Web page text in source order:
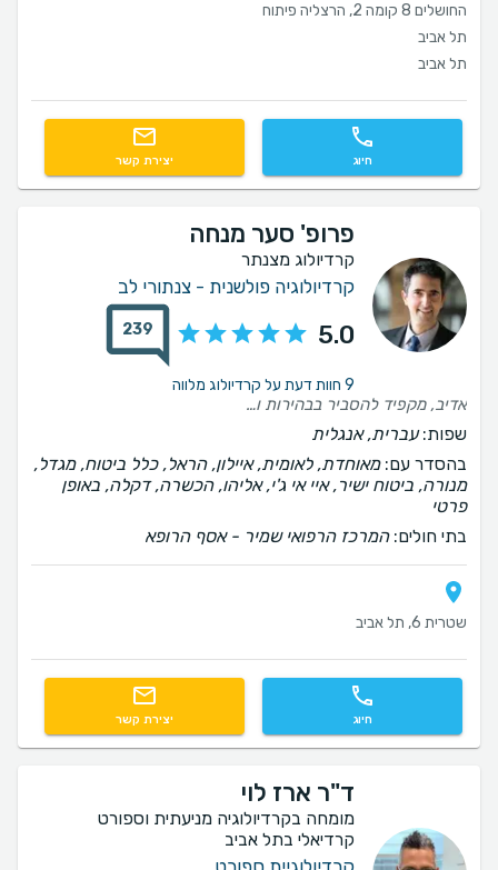
החושלים 8 קומה 2, הרצליה פיתוח
תל אביב
תל אביב
חיוג יצירת קשר
פרופ' סער מנחה
קרדיולוג מצנתר
קרדיולוגיה פולשנית - צנתורי לב
5.0
239
9 חוות דעת על קרדיולוג מלווה
אדיב, מקפיד להסביר בבהירות ובסבלנות, משרה בטחון.
שפות:עברית, אנגלית
בהסדר עם:מאוחדת, לאומית, איילון, הראל, כלל ביטוח, מגדל,
מנורה, ביטוח ישיר, איי אי ג'י, אליהו, הכשרה, דקלה, באופן
פרטי
בתי חולים:המרכז הרפואי שמיר - אסף הרופא
שטרית 6, תל אביב
חיוג יצירת קשר
ד"ר ארז לוי
מומחה בקרדיולוגיה מניעתית וספורט
קרדיאלי בתל אביב